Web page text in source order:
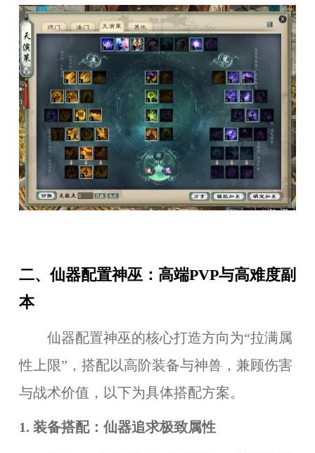
二、仙器配置神巫：高端PVP与高难度副
本
仙器配置神巫的核心打造方向为“拉满属
性上限”，搭配以高阶装备与神兽，兼顾伤害
与战术价值，以下为具体搭配方案。
1. 装备搭配：仙器追求极致属性